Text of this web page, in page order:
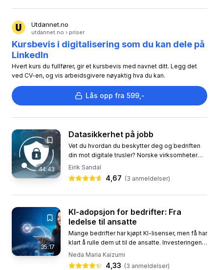
Utdannet.no
utdannet.no › priser
Kursbevis i digitalisering som du kan dele på
LinkedIn
Hvert kurs du fullfører, gir et kursbevis med navnet ditt. Legg det
ved CV-en, og vis arbeidsgivere nøyaktig hva du kan.
Lås opp fra 599,-
44:43
Datasikkerhet på jobb
Vet du hvordan du beskytter deg og bedriften
din mot digitale trusler? Norske virksomheter
angripes hver dag, og de aller fleste
dataangrep starter med en...
Eirik Sandal
4,67 (3 anmeldelser)
35:17
KI-adopsjon for bedrifter: Fra
ledelse til ansatte
Mange bedrifter har kjøpt KI-lisenser, men få har
klart å rulle dem ut til de ansatte. Investeringene
gir ikke verdi, effektiviteten uteblir, og ledere
lurer...
Neda Maria Kaizumi
4,33 (3 anmeldelser)